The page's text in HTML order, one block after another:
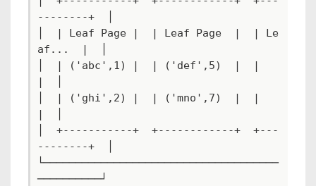
--------+  │
│  | Leaf Page |  | Leaf Page  |  | Le
af...  |  │
│  | ('abc',1) |  | ('def',5)  |  |
|  │
│  | ('ghi',2) |  | ('mno',7)  |  |
|  │
│  +-----------+  +------------+  +---
--------+  │
└─────────────────────────────────────
──────────┘